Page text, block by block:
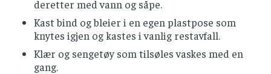
Bruk aldri samme klut på benken og på
gulvet.
Tørkerull er et godt alternativ til klut.
TILBEREDNING AV MÅLTIDER
deretter med vann og såpe.
Kast bind og bleier i en egen plastpose som
knytes igjen og kastes i vanlig restavfall.
Klær og sengetøy som tilsøles vaskes med en
gang.